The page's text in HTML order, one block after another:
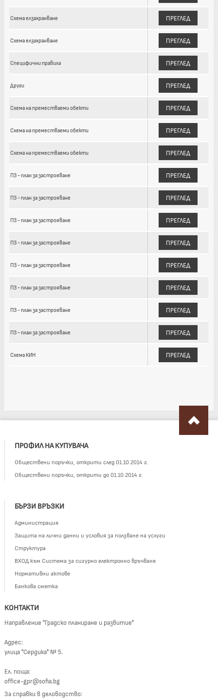
Схема елзахранване ПРЕГЛЕД
Схема елзахранване ПРЕГЛЕД
Специфични правила ПРЕГЛЕД
Други ПРЕГЛЕД
Схема на преместваеми обекти ПРЕГЛЕД
Схема на преместваеми обекти ПРЕГЛЕД
Схема на преместваеми обекти ПРЕГЛЕД
ПЗ - план за застрояване ПРЕГЛЕД
ПЗ - план за застрояване ПРЕГЛЕД
ПЗ - план за застрояване ПРЕГЛЕД
ПЗ - план за застрояване ПРЕГЛЕД
ПЗ - план за застрояване ПРЕГЛЕД
ПЗ - план за застрояване ПРЕГЛЕД
ПЗ - план за застрояване ПРЕГЛЕД
ПЗ - план за застрояване ПРЕГЛЕД
Схема КИН ПРЕГЛЕД
ПРОФИЛ НА КУПУВАЧА
Обществени поръчки, открити след 01.10.2014 г.
Обществени поръчки, открити до 01.10.2014 г.
БЪРЗИ ВРЪЗКИ
Администрация
Защита на лични данни и условия за ползване на услуги
Структура
ВХОД към Система за сигурно електронно връчване
Нормативни актове
Банкова сметка
КОНТАКТИ
Направление "Градско планиране и развитие"
Адрес:
улица "Сердика" № 5.
Ел. поща:
office-gpr@sofia.bg
За справки в деловодство: